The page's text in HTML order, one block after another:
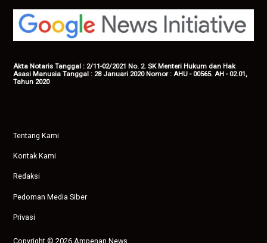
Akta Notaris Tanggal : 2/11-02/2021 No. 2. SK Menteri Hukum dan Hak
Asasi Manusia Tanggal : 28 Januari 2020 Nomor : AHU - 00565. AH - 02.01,
Tahun 2020
Tentang Kami
Kontak Kami
Redaksi
Pedoman Media Siber
Privasi
Copyright © 2026 Ampenan News.